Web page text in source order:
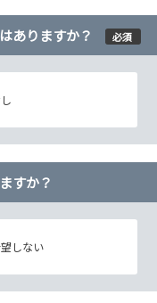
ありますか？ 必須
すか？
しない